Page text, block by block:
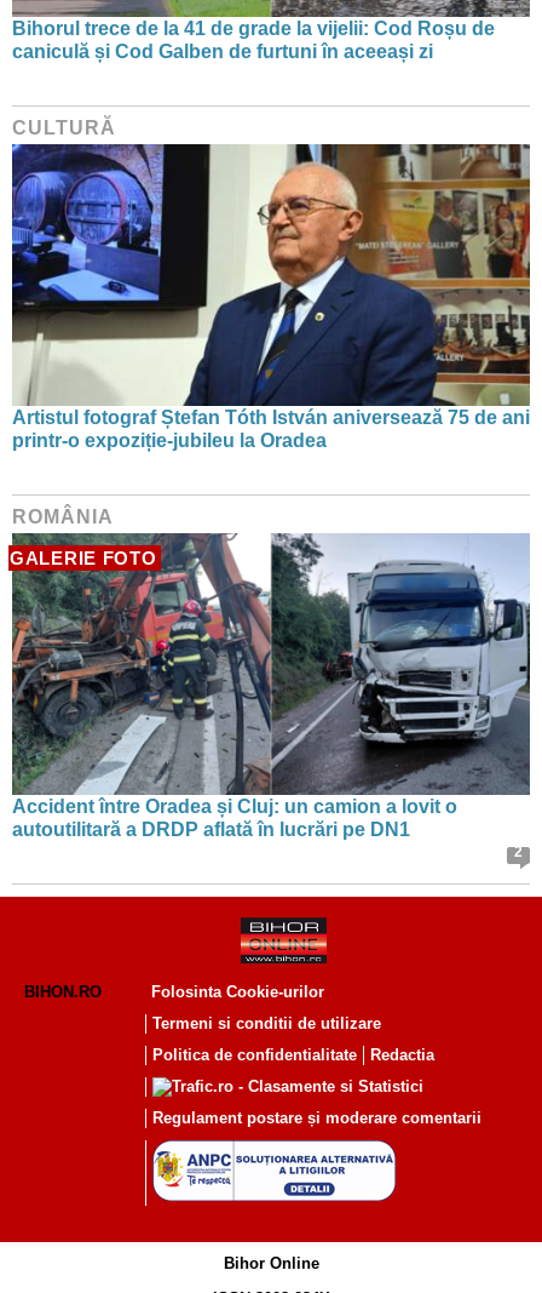
Bihorul trece de la 41 de grade la vijelii: Cod Roșu de
caniculă și Cod Galben de furtuni în aceeași zi
CULTURĂ
Artistul fotograf Ștefan Tóth István aniversează 75 de ani
printr-o expoziție-jubileu la Oradea
ROMÂNIA
GALERIE FOTO
Accident între Oradea și Cluj: un camion a lovit o
autoutilitară a DRDP aflată în lucrări pe DN1
2
BIHON.RO
Folosinta Cookie-urilor
Termeni si conditii de utilizare
Politica de confidentialitate
Redactia
Regulament postare și moderare comentarii
Bihor Online